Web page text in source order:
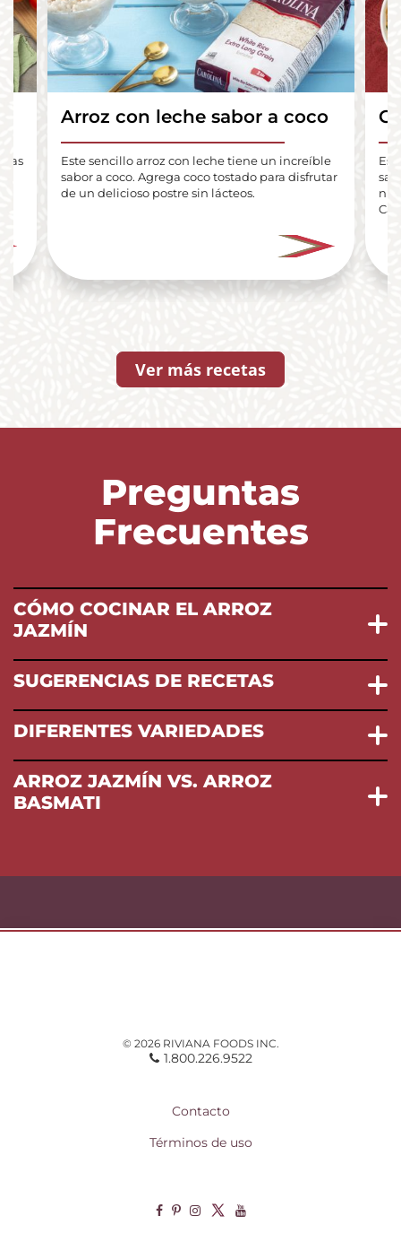
Arroz con leche sabor a coco
Este sencillo arroz con leche tiene un increíble
sabor a coco. Agrega coco tostado para disfrutar
de un delicioso postre sin lácteos.
Ver más recetas
Preguntas
Frecuentes
CÓMO COCINAR EL ARROZ
JAZMÍN
SUGERENCIAS DE RECETAS
DIFERENTES VARIEDADES
ARROZ JAZMÍN VS. ARROZ
BASMATI
© 2026 RIVIANA FOODS INC.
1.800.226.9522
Contacto
Términos de uso